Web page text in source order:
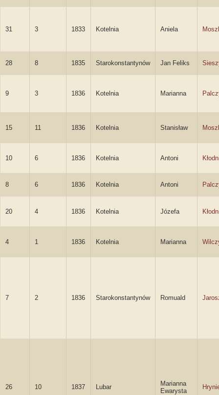
31 3 1833 Kotelnia Aniela
28 8 1835 Starokonstantynów Jan Feliks
9 3 1836 Kotelnia Marianna
15 11 1836 Kotelnia Stanisław
10 6 1836 Kotelnia Antoni
8 6 1836 Kotelnia Antoni
20 4 1836 Kotelnia Józefa
4 1 1836 Kotelnia Marianna
7 2 1836 Starokonstantynów Romuald
26 10 1837 Lubar
Marianna
Ewarysta